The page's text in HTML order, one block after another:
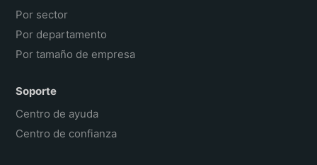
Por sector
Por departamento
Por tamaño de empresa
Soporte
Centro de ayuda
Centro de confianza